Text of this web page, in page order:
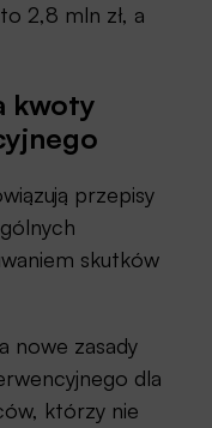
2,8 mln zł, a
kwoty
przepisy
skutków
nowe zasady
dla
którzy nie